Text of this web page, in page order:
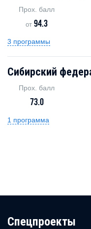
Прох. балл
от94.3
3 программы
Сибирский
Прох. балл
73.0
1 программа
Cпецпроекты